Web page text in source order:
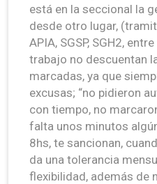
está en la seccional la
desde otro lugar,
APIA, SGSP, SGH2,
trabajo no descuentan
marcadas, ya que
excusas; “no pidieron
con tiempo, no
falta unos minutos
8hs, te sancionan,
da una tolerancia
flexibilidad, además de